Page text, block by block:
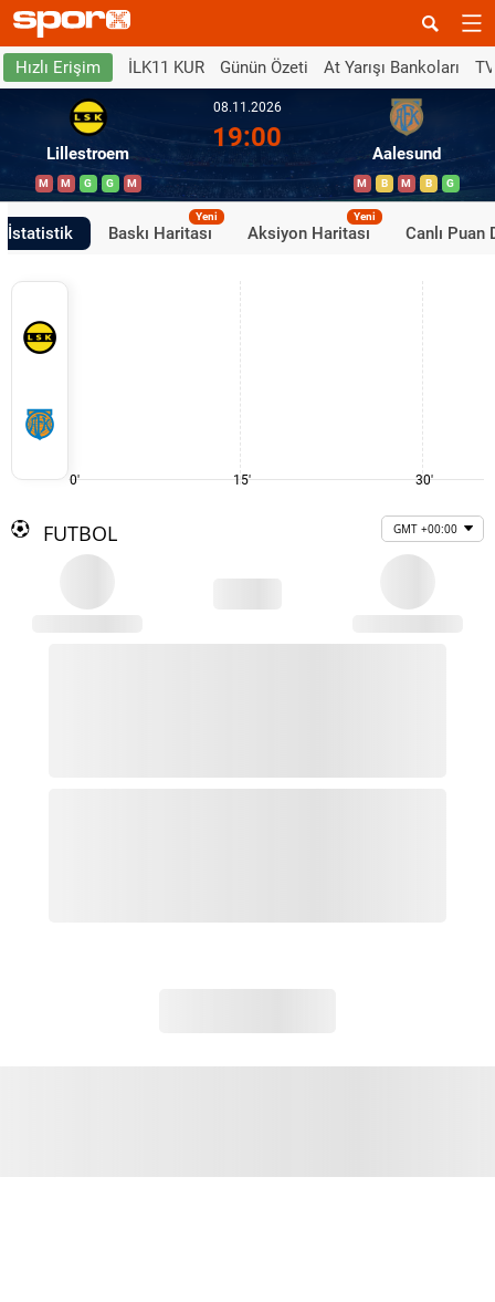
Hızlı Erişim İLK11 KUR Günün Özeti At Yarışı Bankoları
Lillestroem
M M G G M
08.11.2026
19:00
Aalesund
M B M B G
İstatistik Baskı Haritası
Yeni
Aksiyon Haritası
Yeni
Canlı Puan
0' 15' 30'
FUTBOL GMT +00:00